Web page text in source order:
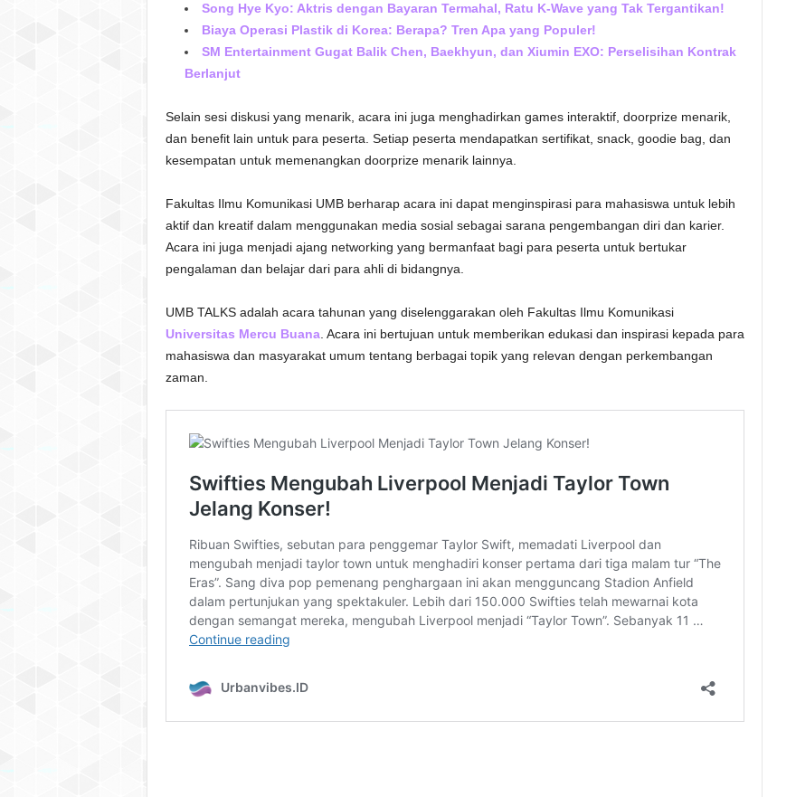
Song Hye Kyo: Aktris dengan Bayaran Termahal, Ratu K-Wave yang Tak Tergantikan!
Biaya Operasi Plastik di Korea: Berapa? Tren Apa yang Populer!
SM Entertainment Gugat Balik Chen, Baekhyun, dan Xiumin EXO: Perselisihan Kontrak
Berlanjut
Selain sesi diskusi yang menarik, acara ini juga menghadirkan games interaktif, doorprize menarik,
dan benefit lain untuk para peserta. Setiap peserta mendapatkan sertifikat, snack, goodie bag, dan
kesempatan untuk memenangkan doorprize menarik lainnya.
Fakultas Ilmu Komunikasi UMB berharap acara ini dapat menginspirasi para mahasiswa untuk lebih
aktif dan kreatif dalam menggunakan media sosial sebagai sarana pengembangan diri dan karier.
Acara ini juga menjadi ajang networking yang bermanfaat bagi para peserta untuk bertukar
pengalaman dan belajar dari para ahli di bidangnya.
UMB TALKS adalah acara tahunan yang diselenggarakan oleh Fakultas Ilmu Komunikasi
Universitas Mercu Buana. Acara ini bertujuan untuk memberikan edukasi dan inspirasi kepada para
mahasiswa dan masyarakat umum tentang berbagai topik yang relevan dengan perkembangan
zaman.